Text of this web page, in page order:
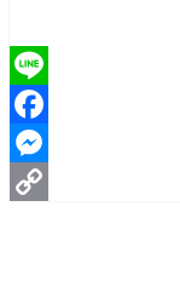
Line
Facebook
Messenger